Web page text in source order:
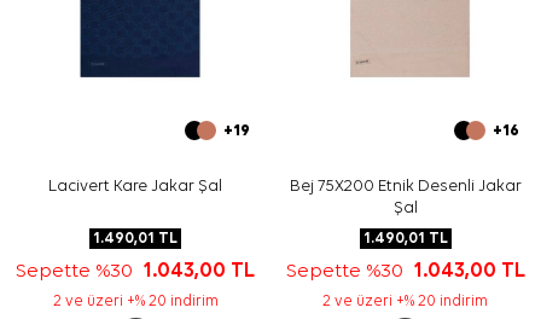
+19
Lacivert Kare Jakar Şal
1.490,01 TL
Sepette %30 1.043,00 TL
2 ve üzeri +% 20 indirim
+16
Bej 75X200 Etnik Desenli Jakar
Şal
1.490,01 TL
Sepette %30 1.043,00 TL
2 ve üzeri +% 20 indirim